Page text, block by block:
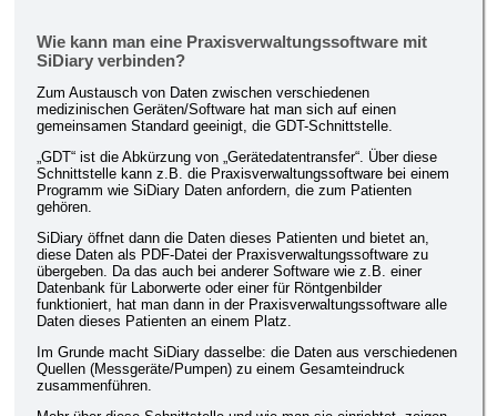
Wie kann man eine Praxisverwaltungssoftware mit
SiDiary verbinden?
Zum Austausch von Daten zwischen verschiedenen
medizinischen Geräten/Software hat man sich auf einen
gemeinsamen Standard geeinigt, die GDT-Schnittstelle.
„GDT“ ist die Abkürzung von „Gerätedatentransfer“. Über diese
Schnittstelle kann z.B. die Praxisverwaltungssoftware bei einem
Programm wie SiDiary Daten anfordern, die zum Patienten
gehören.
SiDiary öffnet dann die Daten dieses Patienten und bietet an,
diese Daten als PDF-Datei der Praxisverwaltungssoftware zu
übergeben. Da das auch bei anderer Software wie z.B. einer
Datenbank für Laborwerte oder einer für Röntgenbilder
funktioniert, hat man dann in der Praxisverwaltungssoftware alle
Daten dieses Patienten an einem Platz.
Im Grunde macht SiDiary dasselbe: die Daten aus verschiedenen
Quellen (Messgeräte/Pumpen) zu einem Gesamteindruck
zusammenführen.